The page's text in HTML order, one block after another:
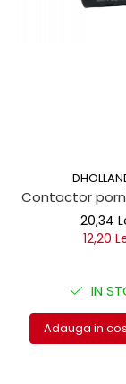
Contactor
20,34
12,20
IN
Adauga in cos